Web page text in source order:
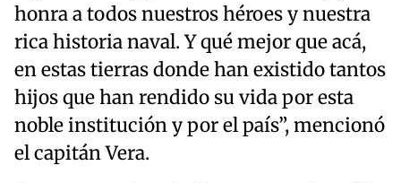
honra a todos nuestros héroes y nuestra
rica historia naval. Y qué mejor que acá,
en estas tierras donde han existido tantos
hijos que han rendido su vida por esta
noble institución y por el país”, mencionó
el capitán Vera.